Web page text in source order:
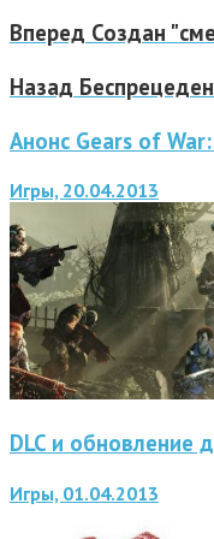
Вперед Создан
Назад
Анонс Gears of
Игры, 20.04.2013
DLC и обновление
Игры, 01.04.2013